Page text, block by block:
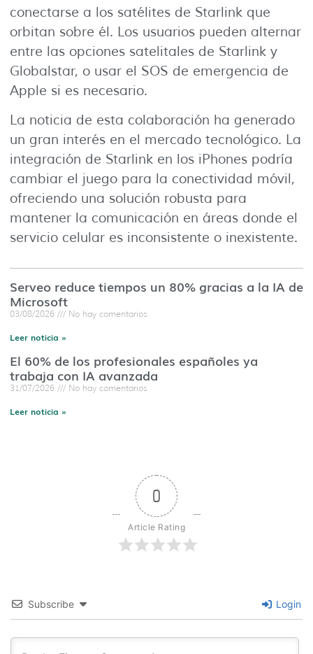
conectarse a los satélites de Starlink que
orbitan sobre él. Los usuarios pueden alternar
entre las opciones satelitales de Starlink y
Globalstar, o usar el SOS de emergencia de
Apple si es necesario.
La noticia de esta colaboración ha generado
un gran interés en el mercado tecnológico. La
integración de Starlink en los iPhones podría
cambiar el juego para la conectividad móvil,
ofreciendo una solución robusta para
mantener la comunicación en áreas donde el
servicio celular es inconsistente o inexistente.
Serveo reduce tiempos un 80% gracias a la IA de
Microsoft
03/08/2026 No hay comentarios
Leer noticia »
El 60% de los profesionales españoles ya
trabaja con IA avanzada
31/07/2026 No hay comentarios
Leer noticia »
0
Article Rating
Subscribe Login